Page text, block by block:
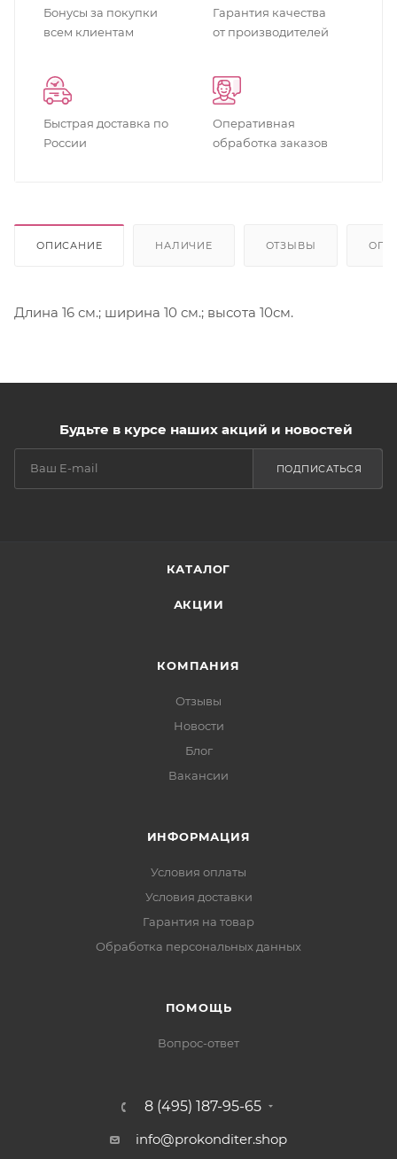
Бонусы за покупки
всем клиентам
Гарантия качества
от производителей
Быстрая доставка по
России
Оперативная
обработка заказов
ОПИСАНИЕ НАЛИЧИЕ ОТЗЫВЫ
Длина 16 см.; ширина 10 см.; высота 10см.
Будьте в курсе наших акций и новостей
ПОДПИСАТЬСЯ
КАТАЛОГ
АКЦИИ
КОМПАНИЯ
Отзывы
Новости
Блог
Вакансии
ИНФОРМАЦИЯ
Условия оплаты
Условия доставки
Гарантия на товар
Обработка персональных данных
ПОМОЩЬ
Вопрос-ответ
8 (495) 187-95-65
info@prokonditer.shop